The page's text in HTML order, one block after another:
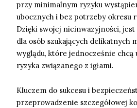
przy minimalnym ryzyku
ubocznych i bez potrzeby okresu
Dzięki swojej nieinwazyjności, jest
dla osób szukających delikatnych
wyglądu, które jednocześnie chcą
ryzyka związanego z igłami.
Kluczem do sukcesu i
przeprowadzenie szczegółowej